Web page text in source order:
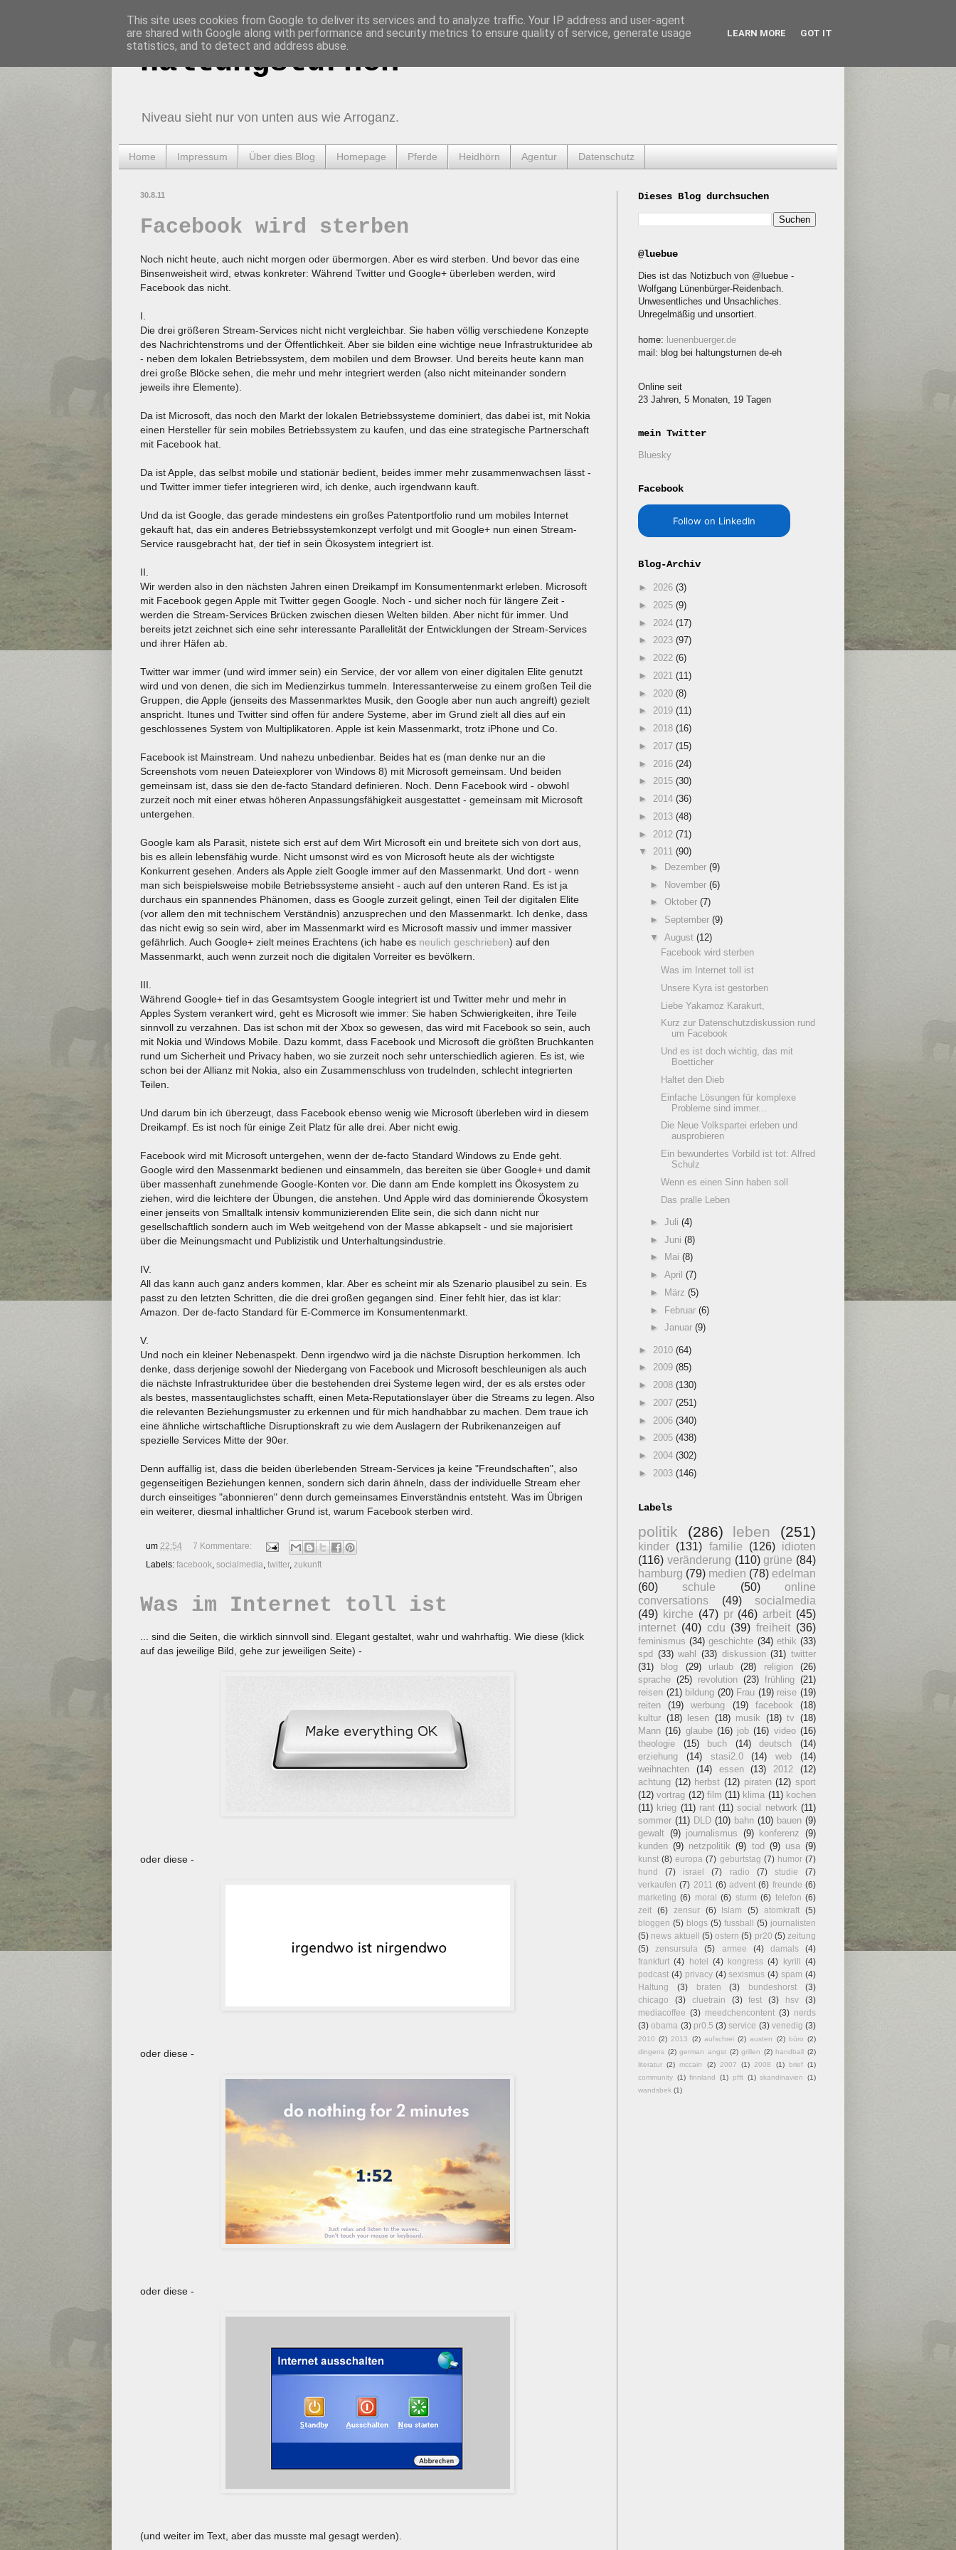
Haltungsturnen
Niveau sieht nur von unten aus wie Arroganz.
Home Impressum Über dies Blog Homepage Pferde Heidhörn Agentur Datenschutz
30.8.11
Facebook wird sterben
Noch nicht heute, auch nicht morgen oder übermorgen. Aber es wird sterben. Und bevor das eine
Binsenweisheit wird, etwas konkreter: Während Twitter und Google+ überleben werden, wird
Facebook das nicht.
I.
Die drei größeren Stream-Services nicht nicht vergleichbar. Sie haben völlig verschiedene Konzepte
des Nachrichtenstroms und der Öffentlichkeit. Aber sie bilden eine wichtige neue Infrastrukturidee ab
- neben dem lokalen Betriebssystem, dem mobilen und dem Browser. Und bereits heute kann man
drei große Blöcke sehen, die mehr und mehr integriert werden (also nicht miteinander sondern
jeweils ihre Elemente).
Da ist Microsoft, das noch den Markt der lokalen Betriebssysteme dominiert, das dabei ist, mit Nokia
einen Hersteller für sein mobiles Betriebssystem zu kaufen, und das eine strategische Partnerschaft
mit Facebook hat.
Da ist Apple, das selbst mobile und stationär bedient, beides immer mehr zusammenwachsen lässt -
und Twitter immer tiefer integrieren wird, ich denke, auch irgendwann kauft.
Und da ist Google, das gerade mindestens ein großes Patentportfolio rund um mobiles Internet
gekauft hat, das ein anderes Betriebssystemkonzept verfolgt und mit Google+ nun einen Stream-
Service rausgebracht hat, der tief in sein Ökosystem integriert ist.
II.
Wir werden also in den nächsten Jahren einen Dreikampf im Konsumentenmarkt erleben. Microsoft
mit Facebook gegen Apple mit Twitter gegen Google. Noch - und sicher noch für längere Zeit -
werden die Stream-Services Brücken zwischen diesen Welten bilden. Aber nicht für immer. Und
bereits jetzt zeichnet sich eine sehr interessante Parallelität der Entwicklungen der Stream-Services
und ihrer Häfen ab.
Twitter war immer (und wird immer sein) ein Service, der vor allem von einer digitalen Elite genutzt
wird und von denen, die sich im Medienzirkus tummeln. Interessanterweise zu einem großen Teil die
Gruppen, die Apple (jenseits des Massenmarktes Musik, den Google aber nun auch angreift) gezielt
anspricht. Itunes und Twitter sind offen für andere Systeme, aber im Grund zielt all dies auf ein
geschlossenes System von Multiplikatoren. Apple ist kein Massenmarkt, trotz iPhone und Co.
Facebook ist Mainstream. Und nahezu unbedienbar. Beides hat es (man denke nur an die
Screenshots vom neuen Dateiexplorer von Windows 8) mit Microsoft gemeinsam. Und beiden
gemeinsam ist, dass sie den de-facto Standard definieren. Noch. Denn Facebook wird - obwohl
zurzeit noch mit einer etwas höheren Anpassungsfähigkeit ausgestattet - gemeinsam mit Microsoft
untergehen.
Google kam als Parasit, nistete sich erst auf dem Wirt Microsoft ein und breitete sich von dort aus,
bis es allein lebensfähig wurde. Nicht umsonst wird es von Microsoft heute als der wichtigste
Konkurrent gesehen. Anders als Apple zielt Google immer auf den Massenmarkt. Und dort - wenn
man sich beispielsweise mobile Betriebssysteme ansieht - auch auf den unteren Rand. Es ist ja
durchaus ein spannendes Phänomen, dass es Google zurzeit gelingt, einen Teil der digitalen Elite
(vor allem den mit technischem Verständnis) anzusprechen und den Massenmarkt. Ich denke, dass
das nicht ewig so sein wird, aber im Massenmarkt wird es Microsoft massiv und immer massiver
gefährlich. Auch Google+ zielt meines Erachtens (ich habe es neulich geschrieben) auf den
Massenmarkt, auch wenn zurzeit noch die digitalen Vorreiter es bevölkern.
III.
Während Google+ tief in das Gesamtsystem Google integriert ist und Twitter mehr und mehr in
Apples System verankert wird, geht es Microsoft wie immer: Sie haben Schwierigkeiten, ihre Teile
sinnvoll zu verzahnen. Das ist schon mit der Xbox so gewesen, das wird mit Facebook so sein, auch
mit Nokia und Windows Mobile. Dazu kommt, dass Facebook und Microsoft die größten Bruchkanten
rund um Sicherheit und Privacy haben, wo sie zurzeit noch sehr unterschiedlich agieren. Es ist, wie
schon bei der Allianz mit Nokia, also ein Zusammenschluss von trudelnden, schlecht integrierten
Teilen.
Und darum bin ich überzeugt, dass Facebook ebenso wenig wie Microsoft überleben wird in diesem
Dreikampf. Es ist noch für einige Zeit Platz für alle drei. Aber nicht ewig.
Facebook wird mit Microsoft untergehen, wenn der de-facto Standard Windows zu Ende geht.
Google wird den Massenmarkt bedienen und einsammeln, das bereiten sie über Google+ und damit
über massenhaft zunehmende Google-Konten vor. Die dann am Ende komplett ins Ökosystem zu
ziehen, wird die leichtere der Übungen, die anstehen. Und Apple wird das dominierende Ökosystem
einer jenseits von Smalltalk intensiv kommunizierenden Elite sein, die sich dann nicht nur
gesellschaftlich sondern auch im Web weitgehend von der Masse abkapselt - und sie majorisiert
über die Meinungsmacht und Publizistik und Unterhaltungsindustrie.
IV.
All das kann auch ganz anders kommen, klar. Aber es scheint mir als Szenario plausibel zu sein. Es
passt zu den letzten Schritten, die die drei großen gegangen sind. Einer fehlt hier, das ist klar:
Amazon. Der de-facto Standard für E-Commerce im Konsumentenmarkt.
V.
Und noch ein kleiner Nebenaspekt. Denn irgendwo wird ja die nächste Disruption herkommen. Ich
denke, dass derjenige sowohl der Niedergang von Facebook und Microsoft beschleunigen als auch
die nächste Infrastrukturidee über die bestehenden drei Systeme legen wird, der es als erstes oder
als bestes, massentauglichstes schafft, einen Meta-Reputationslayer über die Streams zu legen. Also
die relevanten Beziehungsmuster zu erkennen und für mich handhabbar zu machen. Dem traue ich
eine ähnliche wirtschaftliche Disruptionskraft zu wie dem Auslagern der Rubrikenanzeigen auf
spezielle Services Mitte der 90er.
Denn auffällig ist, dass die beiden überlebenden Stream-Services ja keine "Freundschaften", also
gegenseitigen Beziehungen kennen, sondern sich darin ähneln, dass der individuelle Stream eher
durch einseitiges "abonnieren" denn durch gemeinsames Einverständnis entsteht. Was im Übrigen
ein weiterer, diesmal inhaltlicher Grund ist, warum Facebook sterben wird.
um 22:54
7 Kommentare:
Labels: facebook socialmedia twitter, zukunft
Was im Internet toll ist
... sind die Seiten, die wirklich sinnvoll sind. Elegant gestaltet, wahr und wahrhaftig. Wie diese (klick
auf das jeweilige Bild, gehe zur jeweiligen Seite) -
oder diese -
oder diese -
oder diese -
(und weiter im Text, aber das musste mal gesagt werden).
Dieses Blog durchsuchen
@luebue
Dies ist das Notizbuch von @luebue -
Wolfgang Lünenbürger-Reidenbach.
Unwesentliches und Unsachliches.
Unregelmäßig und unsortiert.
home: luenenbuerger.de
mail: blog bei haltungsturnen de-eh
Online seit
23 Jahren, 5 Monaten, 19 Tagen
mein Twitter
Bluesky
Facebook
Follow on LinkedIn
Blog-Archiv
► 2026 (3)
► 2025 (9)
► 2024 (17)
► 2023 (97)
► 2022 (6)
► 2021 (11)
► 2020 (8)
► 2019 (11)
► 2018 (16)
► 2017 (15)
► 2016 (24)
► 2015 (30)
► 2014 (36)
► 2013 (48)
► 2012 (71)
▼ 2011 (90)
►
Dezember (9)
► November (6)
► Oktober (7)
► September (9)
▼ August (12)
Facebook wird sterben
Was im Internet toll ist
Unsere Kyra ist gestorben
Liebe Yakamoz Karakurt,
Kurz zur Datenschutzdiskussion rund
um Facebook
Und es ist doch wichtig, das mit
Boetticher
Haltet den Dieb
Einfache Lösungen für komplexe
Probleme sind immer...
Die Neue Volkspartei erleben und
ausprobieren
Ein bewundertes Vorbild ist tot: Alfred
Schulz
Wenn es einen Sinn haben soll
Das pralle Leben
► Juli (4)
► Juni (8)
►
Mai (8)
► April (7)
►
März (5)
► Februar (6)
► Januar (9)
► 2010 (64)
► 2009 (85)
► 2008 (130)
► 2007 (251)
► 2006 (340)
► 2005 (438)
► 2004 (302)
► 2003 (146)
Labels
politik (286) leben (251)
kinder (131) familie (126)
idioten
(116) veränderung (110) grüne (84)
hamburg (79) medien (78) edelman
(60)
schule (50)
online
conversations
(49)
socialmedia
(49) kirche (47) pr (46) arbeit (45)
internet (40) cdu (39) freiheit (36)
feminismus (34) geschichte (34) ethik (33)
spd (33) wahl (33) diskussion (31) twitter
(31)
blog (29) urlaub (28) religion
(26)
sprache (25) revolution (23) frühling (21)
reisen (21) bildung (20) Frau (19) reise (19)
reiten
(19) werbung (19) facebook
(18)
kultur (18) lesen (18) musik (18) tv
(18)
Mann (16) glaube (16) job (16) video (16)
theologie
(15) buch (14) deutsch
(14)
erziehung
(14) stasi2.0 (14) web
(14)
weihnachten
(14) essen (13) 2012
(12)
achtung (12) herbst (12) piraten (12) sport
(12) vortrag (12) film (11) klima (11) kochen
(11) krieg (11) rant (11) social network (11)
sommer (11) DLD (10) bahn (10) bauen (9)
gewalt (9) journalismus (9) konferenz
(9)
kunden (9) netzpolitik (9) tod (9) usa (9)
kunst (8) europa (7) geburtstag (7) humor (7)
hund
(7) israel (7) radio (7) studie
(7)
verkaufen (7) 2011 (6) advent (6) freunde (6)
marketing (6) moral (6) sturm (6) telefon (6)
zeit
(6) zensur (6) Islam (5) atomkraft
(5)
bloggen (5) blogs (5) fussball (5) journalisten
(5) news aktuell (5) ostern (5) pr20 (5) zeitung
(5)
zensursula (5) armee (4) damals
(4)
frankfurt (4) hotel (4) kongress (4) kyrill
(4)
podcast (4) privacy (4) sexismus (4) spam (4)
Haltung
(3) braten (3) bundeshorst
(3)
chicago
(3) cluetrain (3) fest (3) hsv
(3)
mediacoffee (3) meedchencontent (3) nerds
(3) obama (3) pr0.5 (3) service (3) venedig (3)
2010 (2) 2013 (2) aufschrei (2) austen (2) büro (2)
dingens (2) german angst (2) grillen (2) handball (2)
literatur (2) mccain (2) 2007 (1) 2008 (1) brief (1)
community (1) finnland (1) pfft (1) skandinavien
(1)
wandsbek (1)
This site uses cookies from Google to deliver its services and to analyze traffic. Your IP address and user-agent
are shared with Google along with performance and security metrics to ensure quality of service, generate usage
statistics, and to detect and address abuse.
LEARN MORE GOT IT